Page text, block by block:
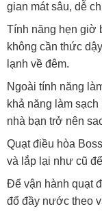
gian mát sâu, dễ
Tính năng hẹn giờ
không cần thức
lạnh về đêm.
Ngoài tính năng
khả năng làm
nhà bạn trở nên
Quạt điều hòa
và lắp lại như cũ
Để vận hành quạt
đổ đầy nước theo